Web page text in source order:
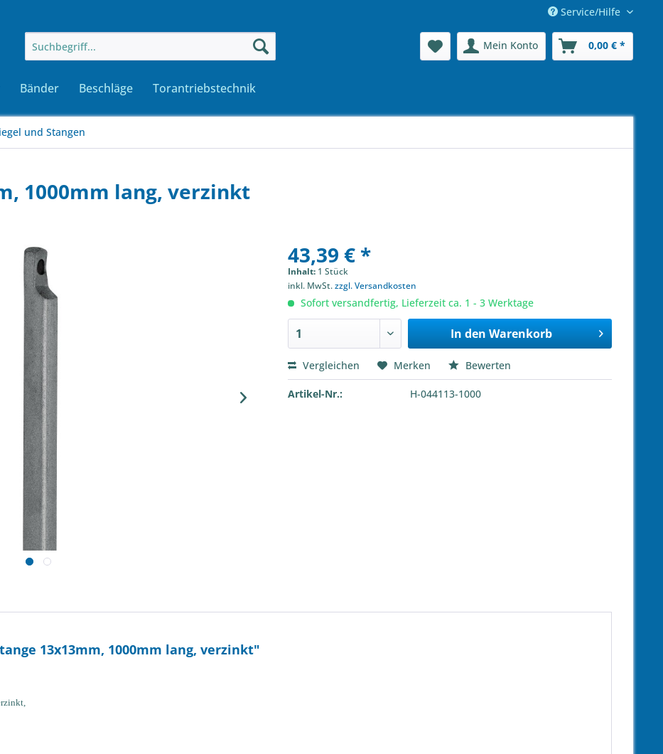
Service/Hilfe
Mein Konto 0,00 € *
Bänder Beschläge Torantriebstechnik
und Stangen
1000mm lang, verzinkt
43,39 € *
Inhalt: 1 Stück
inkl. MwSt.zzgl. Versandkosten
Sofort versandfertig, Lieferzeit ca. 1 - 3 Werktage
In den Warenkorb
Vergleichen Merken Bewerten
Artikel-Nr.: H-044113-1000
13x13mm, 1000mm lang, verzinkt"